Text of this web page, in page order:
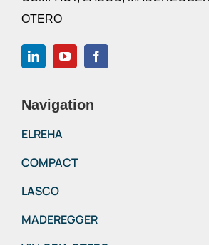
OTERO
Navigation
ELREHA
COMPACT
LASCO
MADEREGGER